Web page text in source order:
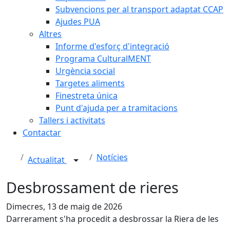
Subvencions per al transport adaptat CCAP
Ajudes PUA
Altres
Informe d'esforç d'integració
Programa CulturalMENT
Urgència social
Targetes aliments
Finestreta única
Punt d'ajuda per a tramitacions
Tallers i activitats
Contactar
Actualitat Notícies
Desbrossament de rieres
Dimecres, 13 de maig de 2026
Darrerament s'ha procedit a desbrossar la Riera de les